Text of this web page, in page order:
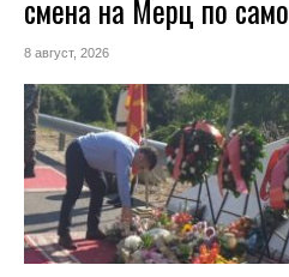
смена на Мерц по
8 август, 2026